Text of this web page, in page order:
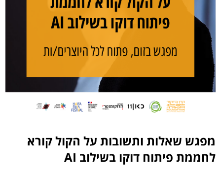
מפגש שאלות ותשובות על הקול קורא
לחממת פיתוח דוקו בשילוב AI